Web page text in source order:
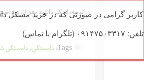
توجه: لینک دانلود بعد از
دلبستگی, دلبستگی
کاربر گرامی در صورتی که در خرید مشکل
تلفن: ۰۹۱۴۷۵۰۳۳۱۷ (تلگرام یا تماس)